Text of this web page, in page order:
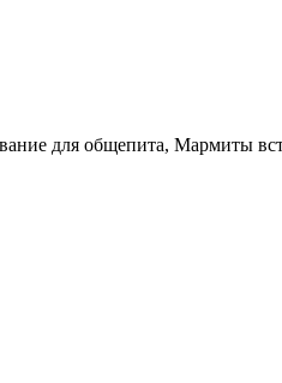
для общепита, Мармиты